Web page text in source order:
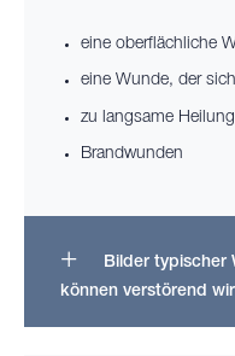
eine oberflächliche
eine Wunde, der
zu langsame
Brandwunden
Bilder typischer
können verstörend